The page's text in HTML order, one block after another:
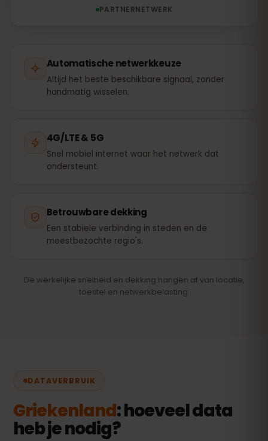
PARTNERNETWERK
Automatische netwerkkeuze
Altijd het beste beschikbare signaal, zonder
handmatig wisselen.
4G/LTE & 5G
Snel mobiel internet waar het netwerk dat
ondersteunt.
Betrouwbare dekking
Een stabiele verbinding in steden en de
meestbezochte regio's.
De werkelijke snelheid en dekking hangen af van locatie,
toestel en netwerkbelasting.
DATAVERBRUIK
Griekenland: hoeveel data
heb je nodig?